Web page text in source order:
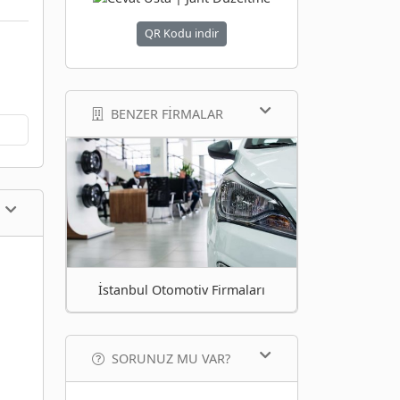
QR Kodu indir
BENZER FIRMALAR
İstanbul Otomotiv Firmaları
SORUNUZ MU VAR?